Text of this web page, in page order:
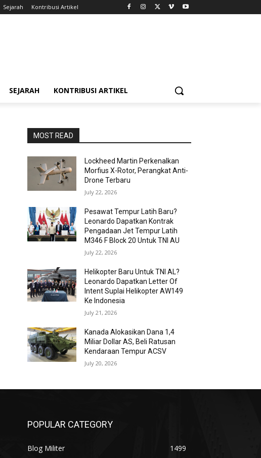
Sejarah Kontribusi Artikel
SEJARAH KONTRIBUSI ARTIKEL
MOST READ
Lockheed Martin Perkenalkan
Morfius X-Rotor, Perangkat Anti-
Drone Terbaru
July 22, 2026
Pesawat Tempur Latih Baru?
Leonardo Dapatkan Kontrak
Pengadaan Jet Tempur Latih
M346 F Block 20 Untuk TNI AU
July 22, 2026
Helikopter Baru Untuk TNI AL?
Leonardo Dapatkan Letter Of
Intent Suplai Helikopter AW149
Ke Indonesia
July 21, 2026
Kanada Alokasikan Dana 1,4
Miliar Dollar AS, Beli Ratusan
Kendaraan Tempur ACSV
July 20, 2026
POPULAR CATEGORY
Blog Militer
1499